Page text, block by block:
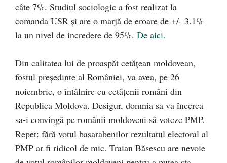
câte 7%. Studiul sociologic a fost realizat la
comanda USR și are o marjă de eroare de +/- 3.1%
la un nivel de incredere de 95%. De aici.
Din calitatea lui de proaspăt cetățean moldovean,
fostul președinte al României, va avea, pe 26
noiembrie, o întâlnire cu cetățenii români din
Republica Moldova. Desigur, domnia sa va încerca
sa-i convingă pe românii moldoveni să voteze PMP.
Repet: fără votul basarabenilor rezultatul electoral al
PMP ar fi ridicol de mic. Traian Băsescu are nevoie